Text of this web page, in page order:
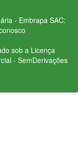
- Embrapa SAC:
sob a Licença
- SemDerivações